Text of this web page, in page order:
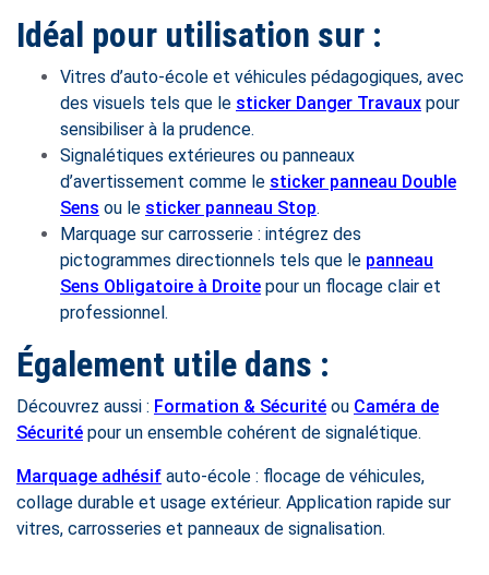
Idéal pour utilisation sur :
Vitres d’auto-école et véhicules pédagogiques, avec
des visuels tels que le sticker Danger Travaux pour
sensibiliser à la prudence.
Signalétiques extérieures ou panneaux
d’avertissement comme le sticker panneau Double
Sens ou le sticker panneau Stop.
Marquage sur carrosserie : intégrez des
pictogrammes directionnels tels que le panneau
Sens Obligatoire à Droite pour un flocage clair et
professionnel.
Également utile dans :
Découvrez aussi : Formation & Sécurité ou Caméra de
Sécurité pour un ensemble cohérent de signalétique.
Marquage adhésif auto-école : flocage de véhicules,
collage durable et usage extérieur. Application rapide sur
vitres, carrosseries et panneaux de signalisation.